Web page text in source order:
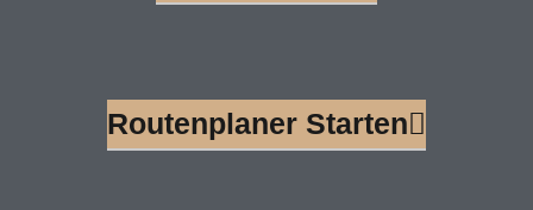
Routenplaner Starten